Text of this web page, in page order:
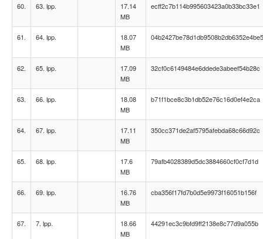
60. 63. lpp.
17.14
MB
ecff2c7b114b995603423a0b33bc33e1
61. 64. lpp.
18.07
MB
04b2427be78d1db9508b2db6352e4be5
62. 65. lpp.
17.09
MB
32cf0c6149484e6ddede3abeef54b28c
63. 66. lpp.
18.08
MB
b71f1bce8c3b1db52e76c16d0ef4e2ca
64. 67. lpp.
17.11
MB
350cc371de2af5795afebda68c66d92c
65. 68. lpp.
17.6
MB
79afb4028389d5dc3884660cf0cf7d1d
66. 69. lpp.
16.76
MB
cba356f17fd7b0d5e9973f16051b156f
67. 7. lpp.
18.66
MB
44291ec3c9bfd9ff2138e8c77d9a055b